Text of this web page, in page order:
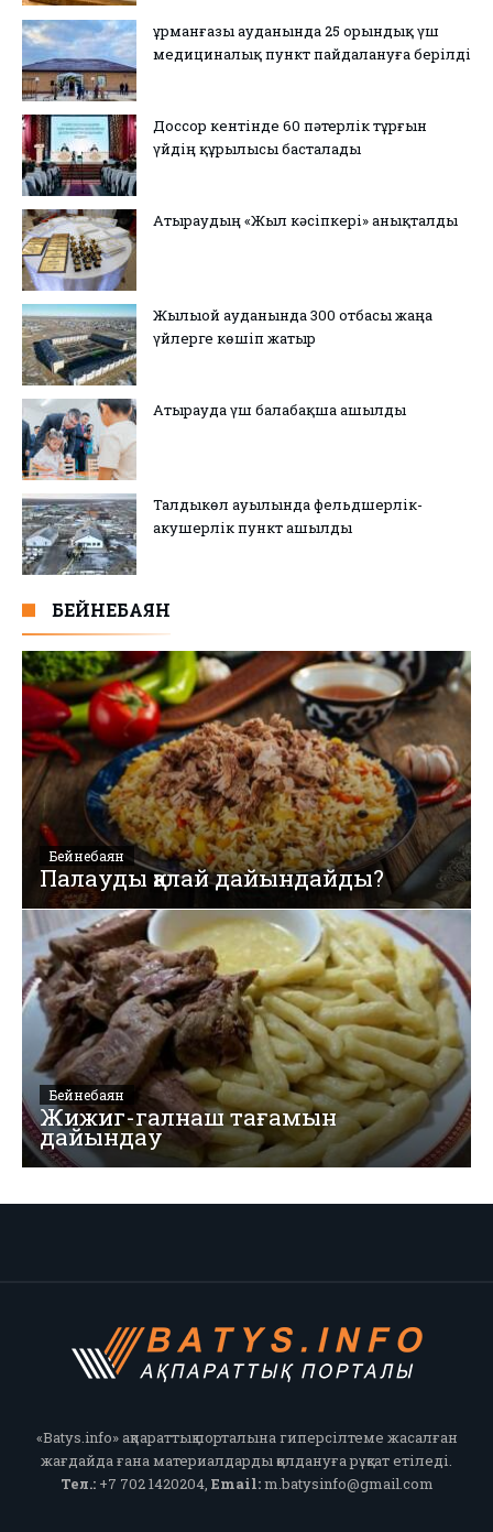
Құрманғазы ауданында 25 орындық үш
медициналық пункт пайдалануға берілді
Доссор кентінде 60 пәтерлік тұрғын
үйдің құрылысы басталады
Атыраудың «Жыл кәсіпкері» анықталды
Жылыой ауданында 300 отбасы жаңа
үйлерге көшіп жатыр
Атырауда үш балабақша ашылды
Талдыкөл ауылында фельдшерлік-
акушерлік пункт ашылды
БЕЙНЕБАЯН
Бейнебаян
Палауды қалай дайындайды?
Бейнебаян
Жижиг-галнаш тағамын
дайындау
«Batys.info» ақпараттық порталына гиперсілтеме жасалған
жағдайда ғана материалдарды қолдануға рұқсат етіледі.
Тел.:+7 702 1420204, Email:m.batysinfo@gmail.com